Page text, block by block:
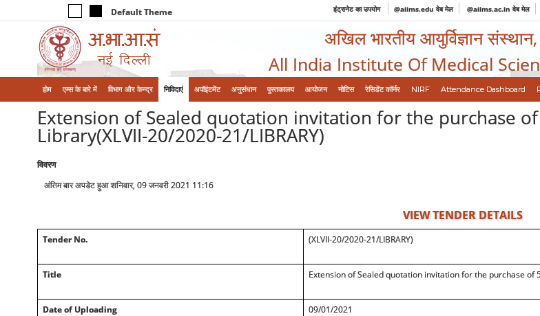
Default Theme इंट्रानेट का उपयोग @aiims.edu वेब मेल @aiims.ac.in वेब मेल
अखिल भारतीय आयुर्विज्ञान
All India Institute Of Medical
होम एम्‍स के बारे में विभाग और केन्‍द्र निविदाएं अपॉइंटमेंट अनुसंधान पुस्तकालय आयोजन नोटिस रेसिडेंट कॉर्नर NIRF Attendance Dashboard
Extension of Sealed quotation invitation for the purchase
Library(XLVII-20/2020-21/LIBRARY)
विवरण
अंतिम बार अपडेट हुआ शनिवार, 09 जनवरी 2021 11:16
VIEW TENDER DETAILS
Tender No. (XLVII-20/2020-21/LIBRARY)
Title Extension of Sealed quotation invitation for the purchase of
Date of Uploading 09/01/2021